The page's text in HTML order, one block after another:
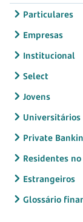
Particulares
Empresas
Institucional
Select
Jovens
Universitários
Private
Residentes
Estrangeiros
Glossário